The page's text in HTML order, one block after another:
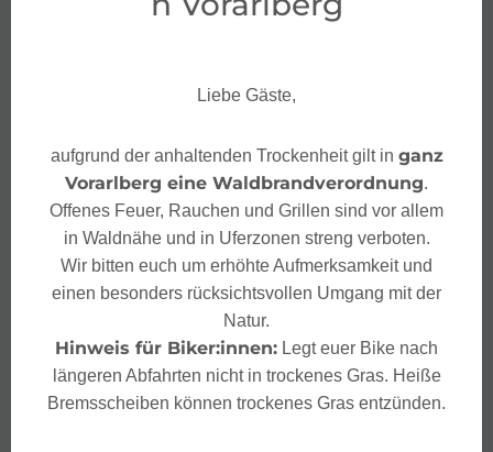
Liebe Gäste,
aufgrund der anhaltenden Trockenheit gilt in ganz
Vorarlberg eine Waldbrandverordnung
Offenes Feuer, Rauchen und Grillen sind vor allem
in Waldnähe und in Uferzonen streng verboten.
Wir bitten euch um erhöhte Aufmerksamkeit und
einen besonders rücksichtsvollen Umgang mit der
Natur.
Hinweis für Biker:innen: Legt euer Bike nach
längeren Abfahrten nicht in trockenes Gras. Heiße
Bremsscheiben können trockenes Gras entzünden.